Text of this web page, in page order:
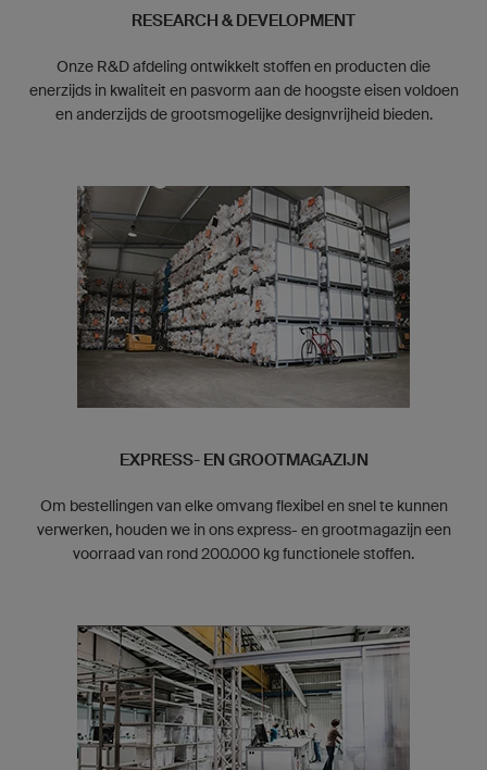
RESEARCH & DEVELOPMENT
Onze R&D afdeling ontwikkelt stoffen en producten die
enerzijds in kwaliteit en pasvorm aan de hoogste eisen voldoen
en anderzijds de grootsmogelijke designvrijheid bieden.
EXPRESS- EN GROOTMAGAZIJN
Om bestellingen van elke omvang flexibel en snel te kunnen
verwerken, houden we in ons express- en grootmagazijn een
voorraad van rond 200.000 kg functionele stoffen.